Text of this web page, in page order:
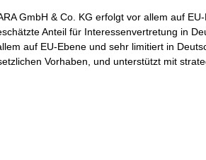
GmbH & Co. KG erfolgt vor allem auf
Anteil für Interessenvertretung in
auf EU-Ebene und sehr limitiert in
Vorhaben, und unterstützt mit